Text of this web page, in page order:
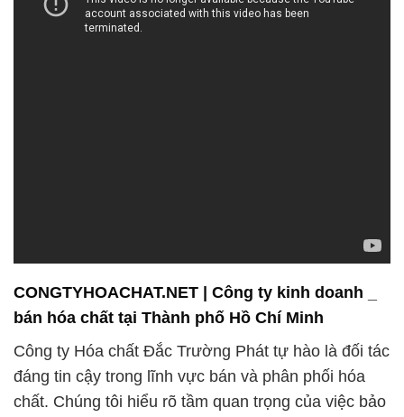
CONGTYHOACHAT.NET | Công ty kinh doanh _
bán hóa chất tại Thành phố Hồ Chí Minh
Công ty Hóa chất Đắc Trường Phát tự hào là đối tác
đáng tin cậy trong lĩnh vực bán và phân phối hóa
chất. Chúng tôi hiểu rõ tầm quan trọng của việc bảo